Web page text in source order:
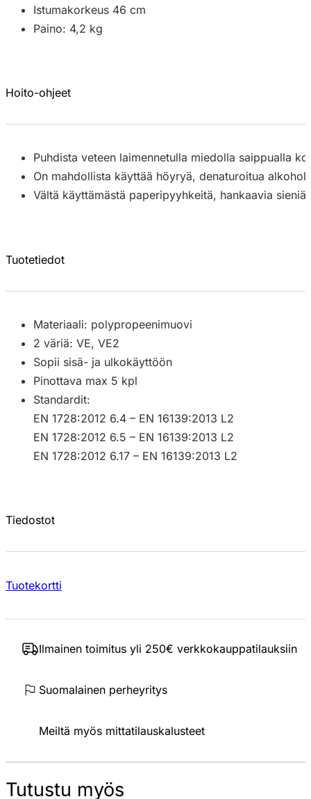
Istumakorkeus 46 cm
Paino: 4,2 kg
Hoito-ohjeet
Puhdista veteen laimennetulla miedolla saippualla
On mahdollista käyttää höyryä, denaturoitua
Vältä käyttämästä paperipyyhkeitä, hankaavia
Tuotetiedot
Materiaali: polypropeenimuovi
2 väriä: VE, VE2
Sopii sisä- ja ulkokäyttöön
Pinottava max 5 kpl
Standardit:
EN 1728:2012 6.4 – EN 16139:2013 L2
EN 1728:2012 6.5 – EN 16139:2013 L2
EN 1728:2012 6.17 – EN 16139:2013 L2
Tiedostot
Tuotekortti
Ilmainen toimitus yli 250€ verkkokauppatilauksiin
Suomalainen perheyritys
Meiltä myös mittatilauskalusteet
Tutustu myös